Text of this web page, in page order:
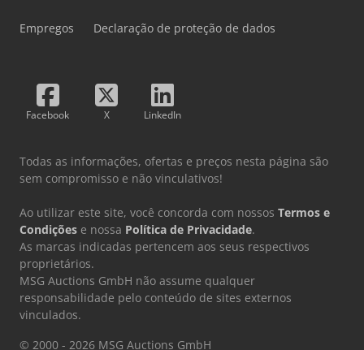
Empregos Declaração de proteção de dados
Facebook X LinkedIn
Todas as informações, ofertas e preços nesta página são
sem compromisso e não vinculativos!
Ao utilizar este site, você concorda com nossos Termos e
Condições e nossa Política de Privacidade.
As marcas indicadas pertencem aos seus respectivos
proprietários.
MSG Auctions GmbH não assume qualquer
responsabilidade pelo conteúdo de sites externos
vinculados.
© 2000 - 2026 MSG Auctions GmbH